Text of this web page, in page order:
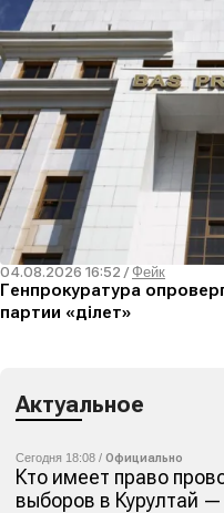
04.08.2026 16:52 /Фейк
Генпрокуратура
партии «Әділет»
Актуальное
Сегодня 18:08 / Официально
Кто имеет право
выборов в Курултай